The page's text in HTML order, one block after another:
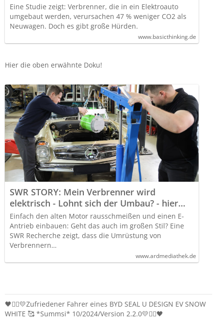
Eine Studie zeigt: Verbrenner, die in ein Elektroauto
umgebaut werden, verursachen 47 % weniger CO2 als
Neuwagen. Doch es gibt große Hürden.
www.basicthinking.de
Hier die oben erwähnte Doku!
SWR STORY: Mein Verbrenner wird
elektrisch - Lohnt sich der Umbau? - hier
anschauen
Einfach den alten Motor rausschmeißen und einen E-
Antrieb einbauen: Geht das auch im großen Stil? Eine
SWR Recherche zeigt, dass die Umrüstung von
Verbrennern…
www.ardmediathek.de
🖤❤️‍🔥💛Zufriedener Fahrer eines BYD SEAL U DESIGN EV SNOW
WHITE 🥰 *Summsi* 10/2024/Version 2.2.0💛❤️‍🔥🖤